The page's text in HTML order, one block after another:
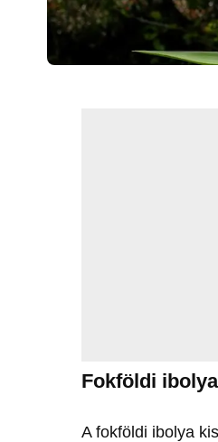
Fokföldi ibolya
A fokföldi ibolya